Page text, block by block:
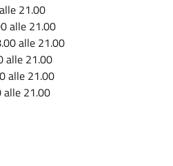
21.00
alle 21.00
alle 21.00
alle 21.00
alle 21.00
alle 21.00